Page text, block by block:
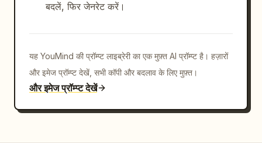
बदलें, फिर जेनरेट करें।
यह YouMind की प्रॉम्प्ट लाइब्रेरी का एक मुफ़्त AI प्रॉम्प्ट है। हज़ारों
और इमेज प्रॉम्प्ट देखें, सभी कॉपी और बदलाव के लिए मुफ़्त।
और इमेज प्रॉम्प्ट देखें